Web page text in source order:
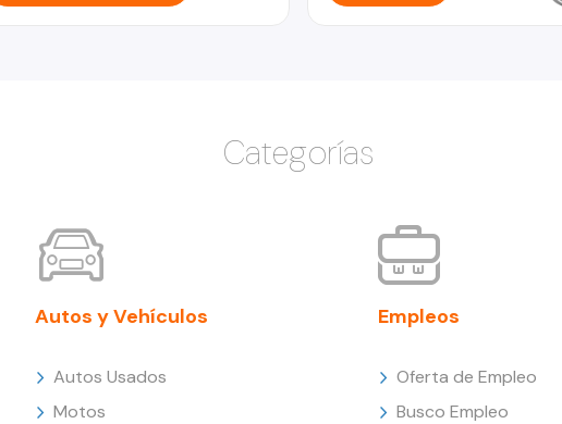
Categorías
Autos y Vehículos
Autos Usados
Motos
Empleos
Oferta de Empleo
Busco Empleo